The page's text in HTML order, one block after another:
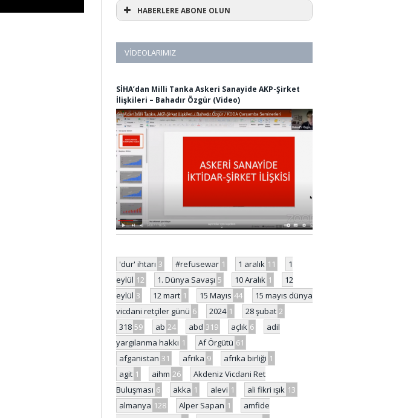
HABERLERE ABONE OLUN
VIDEOLARIMIZ
SİHA’dan Milli Tanka Askeri Sanayide AKP-Şirket
İlişkileri – Bahadır Özgür (Video)
'dur' ihtarı 3 #refusewar 1 1 aralık 11
1
eylül 12 1. Dünya Savaşı 5 10 Aralık 1
12
eylül 3 12 mart 1 15 Mayıs 44
15 mayıs dünya
vicdani retçiler günü 6 2024 1 28 şubat 2
318 59 ab 24 abd 319 açlık 6
adil
yargılanma hakkı 1 Af Örgütü 61
afganistan 31 afrika 9 afrika birliği 1
agit 1 aihm 26
Akdeniz Vicdani Ret
Buluşması 6 akka 1 alevi 1 ali fikri ışık 13
almanya 128 Alper Sapan 1
amfide